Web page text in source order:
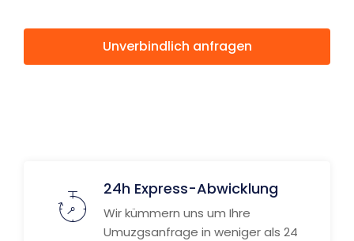
Unverbindlich anfragen
24h Express-Abwicklung
Wir kümmern uns um Ihre
Umuzgsanfrage in weniger als 24